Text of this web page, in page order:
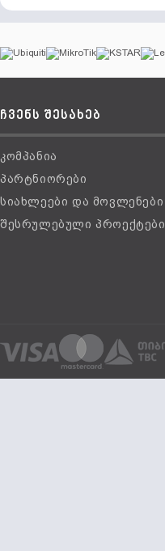
ჩვენს შესახებ
კომპანია
პარტნიორები
სიახლეები და მოვლენები
შესრულებული პროექტები